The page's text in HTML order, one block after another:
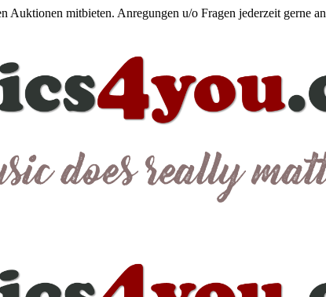
Auktionen mitbieten. Anregungen u/o Fragen jederzeit gerne an